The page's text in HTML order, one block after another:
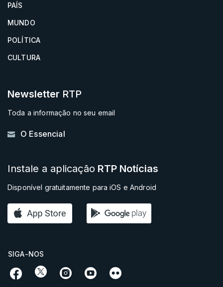
PAÍS
MUNDO
POLÍTICA
CULTURA
Newsletter RTP
Toda a informação no seu email
O Essencial
Instale a aplicação RTP Notícias
Disponível gratuitamente para iOS e Android
SIGA-NOS